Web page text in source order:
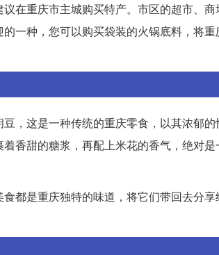
在重庆市主城购买特产。市区的超市、
一种，您可以购买袋装的火锅底料，将重
，这是一种传统的重庆零食，以其浓郁的
香甜的糖浆，再配上米花的香气，绝对
都是重庆独特的味道，将它们带回去分享